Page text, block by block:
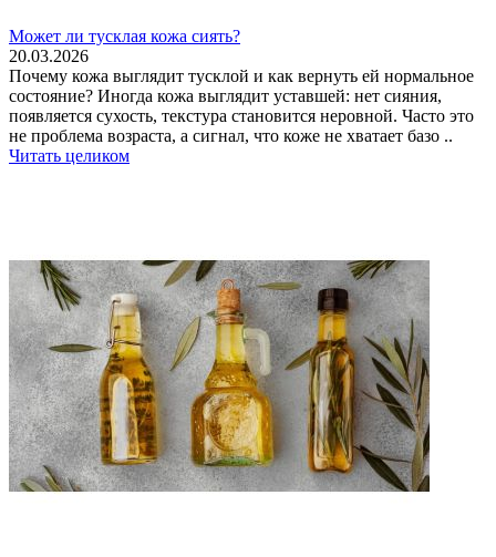
Может ли тусклая кожа сиять?
20.03.2026
Почему кожа выглядит тусклой и как вернуть ей нормальное
состояние? Иногда кожа выглядит уставшей: нет сияния,
появляется сухость, текстура становится неровной. Часто это
не проблема возраста, а сигнал, что коже не хватает базо ..
Читать целиком